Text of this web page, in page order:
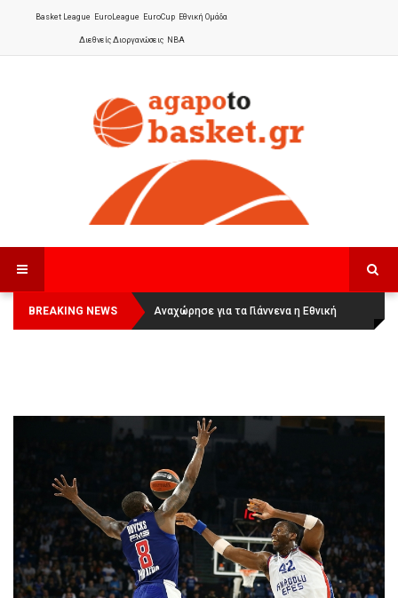
Basket League EuroLeague EuroCup Εθνική Ομάδα
Διεθνείς Διοργανώσεις NBA
BREAKING NEWS
Οι Πάνθηρες Καβάλας στην Women
Basketball League 1
Αναχώρησε για τα Γιάννενα η Εθνική
Γυναικών: